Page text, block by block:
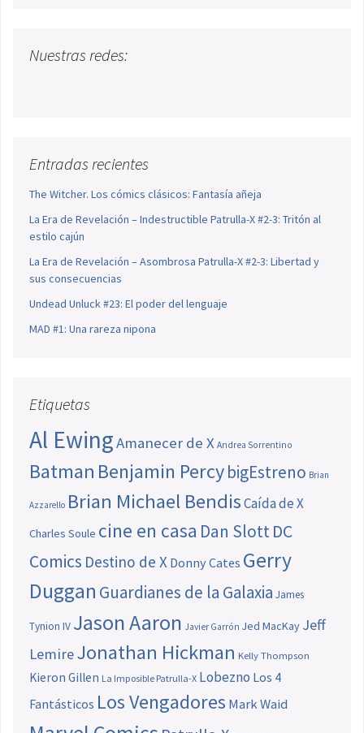
Nuestras redes:
Entradas recientes
The Witcher. Los cómics clásicos: Fantasía añeja
La Era de Revelación – Indestructible Patrulla-X #2-3: Tritón al
estilo cajún
La Era de Revelación – Asombrosa Patrulla-X #2-3: Libertad y
sus consecuencias
Undead Unluck #23: El poder del lenguaje
MAD #1: Una rareza nipona
Etiquetas
Al EwingAmanecer de X Andrea Sorrentino
Batman Benjamin PercybigEstreno Brian
Azzarello Brian Michael BendisCaída de X
Charles Soule cine en casa Dan SlottDC
Comics Destino de X Donny Cates Gerry
Duggan Guardianes de la Galaxia James
Tynion IV Jason Aaron Javier Garrón Jed MacKay Jeff
LemireJonathan Hickman Kelly Thompson
Kieron Gillen La Imposible Patrulla-X Lobezno Los 4
Fantásticos Los Vengadores Mark Waid